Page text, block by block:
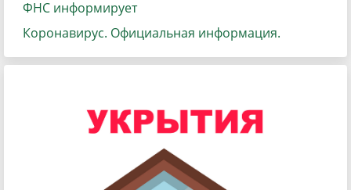
ФНС информирует
Коронавирус. Официальная информация.